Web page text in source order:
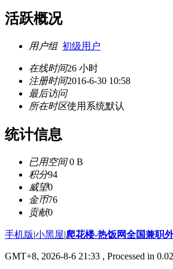
活跃概况
用户组 初级用户
在线时间26 小时
注册时间2016-6-30 10:58
最后访问
所在时区使用系统默认
统计信息
已用空间0 B
积分94
威望0
金币76
贡献0
手机版|小黑屋|爬花楼-热饭网全国兼职
GMT+8, 2026-8-6 21:33 , Processed in